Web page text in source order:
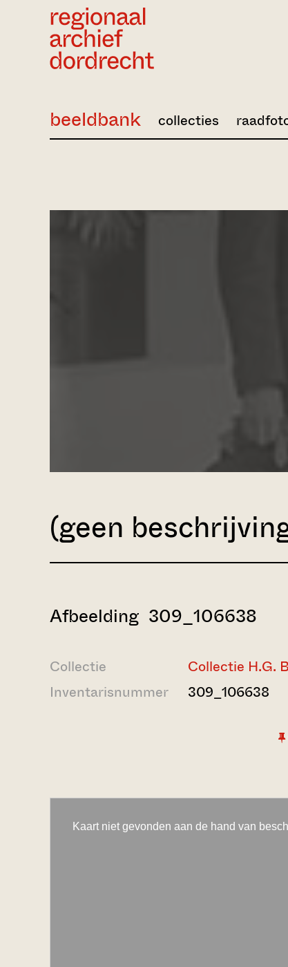
beeldbank collecties
(geen
Afbeelding 309_106638
Collectie
Collectie H.G.
Inventarisnummer
309_106638